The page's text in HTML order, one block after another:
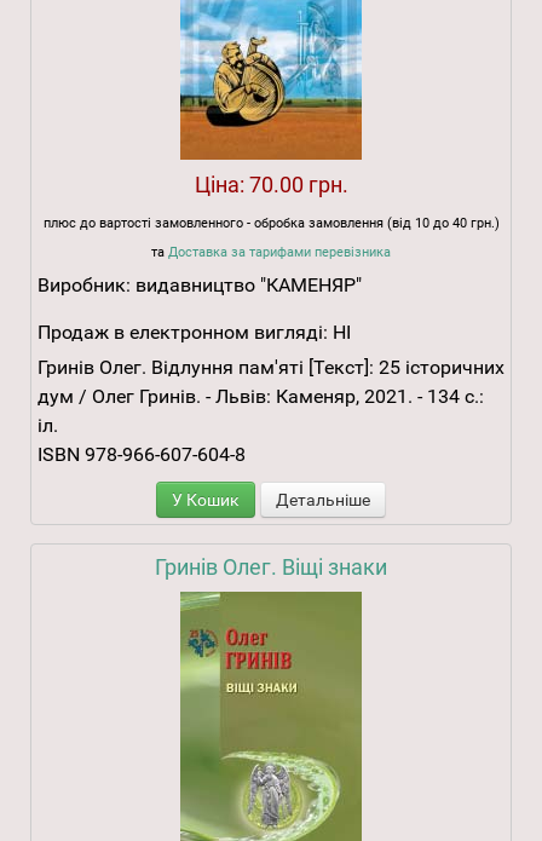
Ціна: 70.00 грн.
плюс до вартості замовленного - обробка замовлення (від 10 до 40 грн.)
та Доставка за тарифами перевізника
Виробник: видавництво "КАМЕНЯР"
Продаж в електронном вигляді: НІ
Гринів Олег. Відлуння пам'яті [Текст]: 25 історичних
дум / Олег Гринів. - Львів: Каменяр, 2021. - 134 с.:
іл.
ISBN 978-966-607-604-8
У Кошик Детальніше
Гринів Олег. Віщі знаки